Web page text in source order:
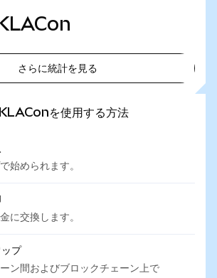
さらに統計を見る
を使用する方法
始められます。
に交換します。
プ
ン間およびブロックチェーン上で